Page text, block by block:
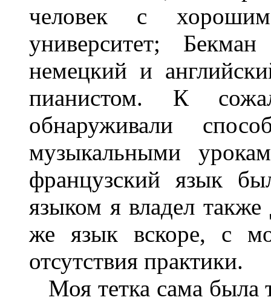
человек с
университет;
немецкий и
пианистом. К
обнаруживали
музыкальными
французский язык
языком я владел также
же язык вскоре, с
отсутствия практики.
Моя тетка сама была